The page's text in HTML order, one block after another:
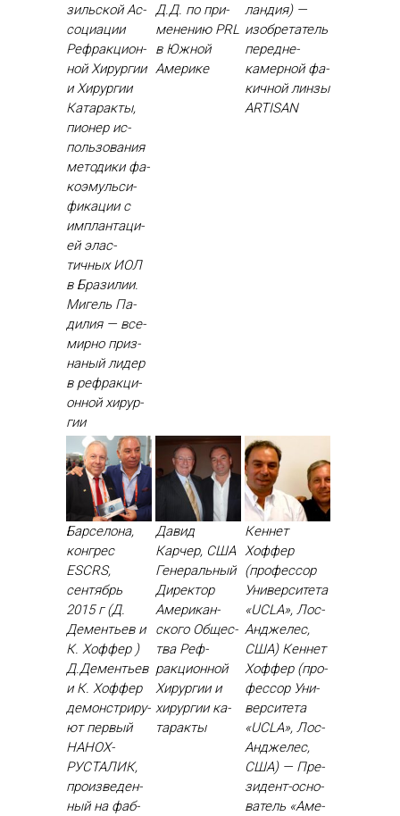
зиль­ской Ас­
со­ци­ации
Реф­ракци­он­
ной Хи­рур­гии
и Хи­рур­гии
Ка­тарак­ты,
пи­онер ис­
поль­зо­вания
ме­тоди­ки фа­
ко­эмуль­си­
фика­ции с
им­план­та­ци­
ей элас­
тичных И­ОЛ
в Бра­зилии.
Ми­гель Па­
дилия — все­
мир­но приз­
на­ный ли­дер
в реф­ракци­
он­ной хи­рур­
гии
Д.Д. по при­
мене­нию PRL
в Юж­ной
Аме­рике
ландия) —
изоб­ре­татель
пе­ред­не­
камер­ной фа­
кич­ной лин­зы
ARTISAN
Барселона,
конгрес
ESCRS,
сентябрь
2015 г (Д.
Дементьев и
К. Хоффер )
Д.Де­менть­ев
и К. Хоф­фер
де­монс­три­ру­
ют пер­вый
НА­НОХ­
РУСТА­ЛИК,
про­из­ве­ден­
ный на фаб­
Давид
Карчер, США
Ге­нераль­ный
Ди­рек­тор
Аме­рикан­
ско­го Об­щес­
тва Реф­
ракци­он­ной
Хи­рур­гии и
хи­рур­гии ка­
тарак­ты
Кеннет
Хоффер
(профессор
Университета
«UCLA», Лос-
Анджелес,
США) Кен­нет
Хоф­фер (про­
фес­сор Уни­
вер­си­тета
«UCLA», Лос-
Ан­дже­лес,
США) — Пре­
зидент-ос­но­
ватель «Аме­